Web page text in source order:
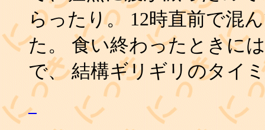
らったり。 12時直前で混
た。 食い終わったときに
で、 結構ギリギリのタイ
_